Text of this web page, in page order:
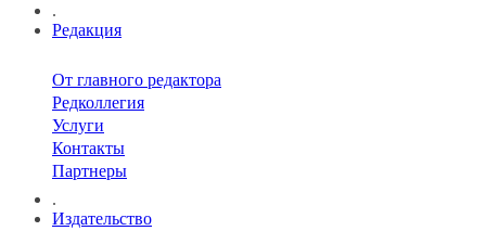
.
Редакция
От главного редактора
Редколлегия
Услуги
Контакты
Партнеры
.
Издательство